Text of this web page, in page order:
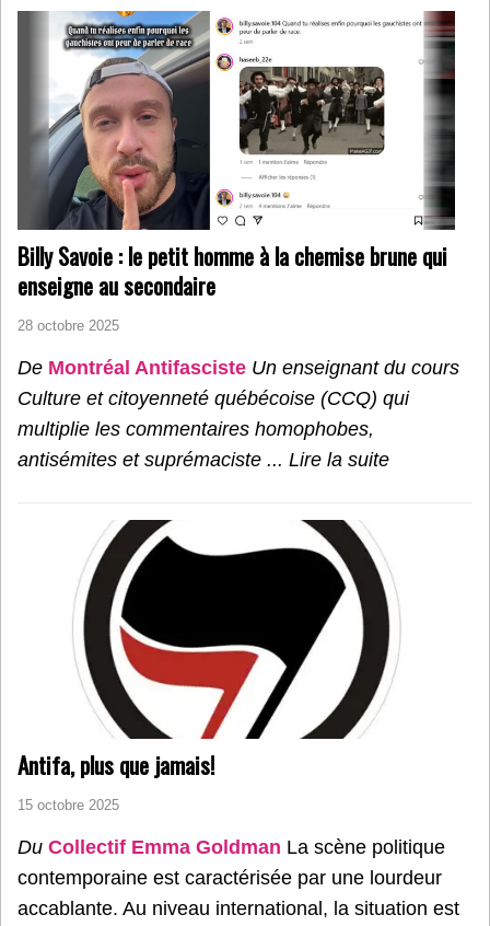
Billy Savoie : le petit homme à la chemise brune qui
enseigne au secondaire
28 octobre 2025
De Montréal Antifasciste Un enseignant du cours
Culture et citoyenneté québécoise (CCQ) qui
multiplie les commentaires homophobes,
antisémites et suprémaciste ... Lire la suite
Antifa, plus que jamais!
15 octobre 2025
Du Collectif Emma Goldman La scène politique
contemporaine est caractérisée par une lourdeur
accablante. Au niveau international, la situation est